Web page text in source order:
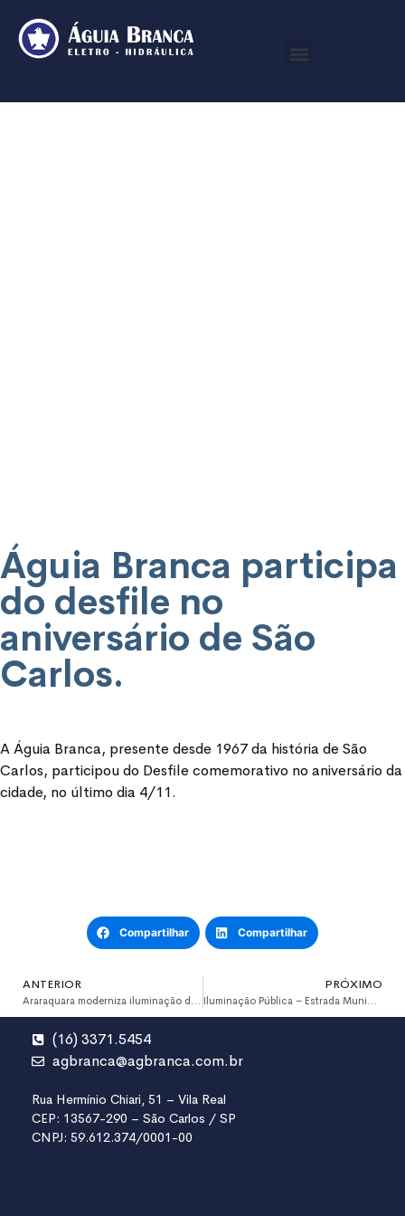
Águia Branca participa
do desfile no
aniversário de São
Carlos.
A Águia Branca, presente desde 1967 da história de São
Carlos, participou do Desfile comemorativo no aniversário da
cidade, no último dia 4/11.
Compartilhar Compartilhar
ANTERIOR PRÓXIMO
(16) 3371.5454
agbranca@agbranca.com.br
Rua Hermínio Chiari, 51 – Vila Real
CEP: 13567-290 – São Carlos / SP
CNPJ: 59.612.374/0001-00